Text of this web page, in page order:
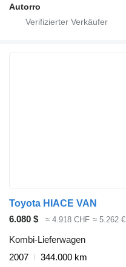
Autorro
Toyota HIACE VAN
6.080 $
≈ 4.918 CHF ≈ 5.262 €
Kombi-Lieferwagen
2007
344.000 km